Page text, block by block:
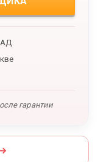
гарантии